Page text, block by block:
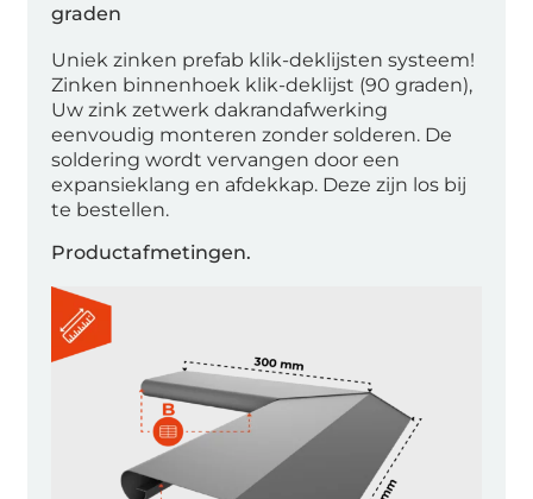
graden
Uniek zinken prefab klik-deklijsten systeem!
Zinken binnenhoek klik-deklijst (90 graden),
Uw zink zetwerk dakrandafwerking
eenvoudig monteren zonder solderen. De
soldering wordt vervangen door een
expansieklang en afdekkap. Deze zijn los bij
te bestellen.
Productafmetingen.